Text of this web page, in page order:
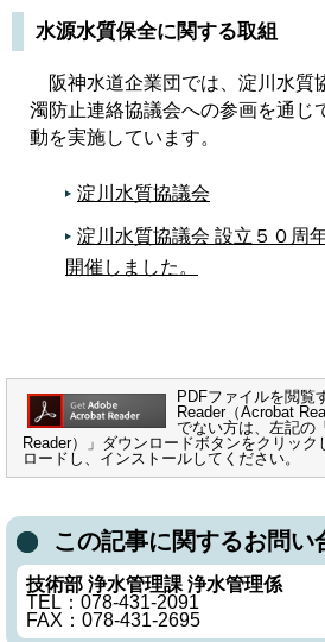
水源水質保全に関する取組
阪神水道企業団では、淀川水質
濁防止連絡協議会への参画を通じ
動を実施しています。
淀川水質協議会
淀川水質協議会 設立５０周
開催しました。
PDFファイルを閲覧
Reader（Acrobat
でない方は、左記の
Reader）」ダウンロードボタンをクリッ
ロードし、インストールしてください。
この記事に関するお問い
技術部 浄水管理課 浄水管理係
TEL：078-431-2091
FAX：078-431-2695